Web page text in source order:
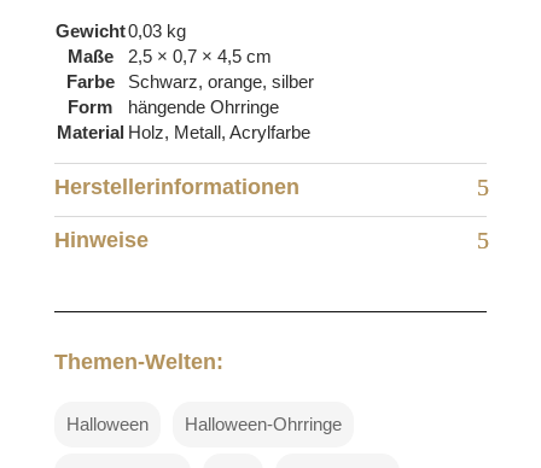
Gewicht0,03 kg
Maße
2,5 × 0,7 × 4,5 cm
Farbe
Schwarz, orange, silber
Form
hängende Ohrringe
Material Holz, Metall, Acrylfarbe
Herstellerinformationen
Hinweise
Themen-Welten:
Halloween Halloween-Ohrringe